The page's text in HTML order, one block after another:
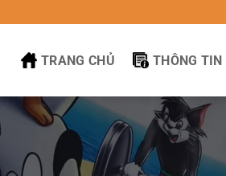
TRANG CHỦ THÔNG TIN